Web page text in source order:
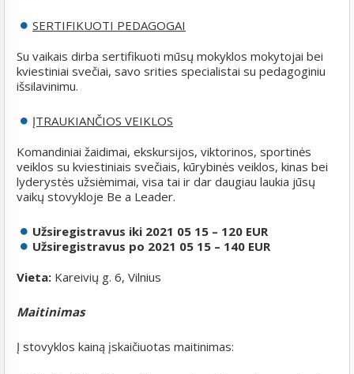
SERTIFIKUOTI PEDAGOGAI
Su vaikais dirba sertifikuoti mūsų mokyklos mokytojai bei
kviestiniai svečiai, savo srities specialistai su pedagoginiu
išsilavinimu.
ĮTRAUKIANČIOS VEIKLOS
Komandiniai žaidimai, ekskursijos, viktorinos, sportinės
veiklos su kviestiniais svečiais, kūrybinės veiklos, kinas bei
lyderystės užsiėmimai, visa tai ir dar daugiau laukia jūsų
vaikų stovykloje Be a Leader.
Užsiregistravus iki 2021 05 15 – 120 EUR
Užsiregistravus po 2021 05 15 – 140 EUR
Vieta: Kareivių g. 6, Vilnius
Maitinimas
Į stovyklos kainą įskaičiuotas maitinimas: